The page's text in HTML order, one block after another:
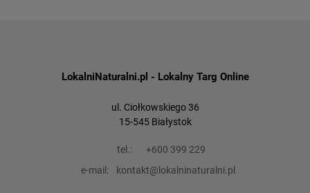
LokalniNaturalni.pl - Lokalny Targ Online
ul. Ciołkowskiego 36
15-545 Białystok
tel.:
+600 399 229
e-mail:
kontakt@lokalninaturalni.pl